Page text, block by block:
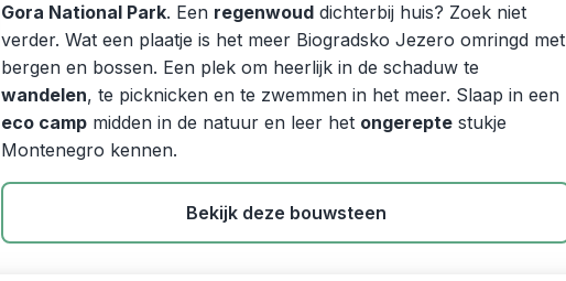
Gora National Park. Een regenwoud dichterbij huis? Zoek niet
verder. Wat een plaatje is het meer Biogradsko Jezero omringd met
bergen en bossen. Een plek om heerlijk in de schaduw te
wandelen, te picknicken en te zwemmen in het meer. Slaap in een
eco camp midden in de natuur en leer het ongerepte stukje
Montenegro kennen.
Bekijk deze bouwsteen